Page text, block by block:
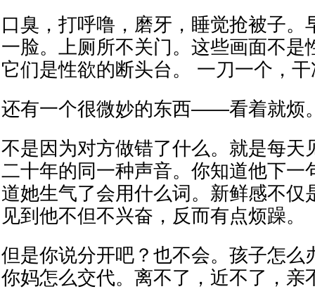
口臭，打呼噜，磨牙，睡觉抢被子。
一脸。上厕所不关门。这些画面不
它们是性欲的断头台。 一刀一个，
还有一个很微妙的东西——看着就烦
不是因为对方做错了什么。就是每天
二十年的同一种声音。你知道他下一
道她生气了会用什么词。新鲜感不仅
见到他不但不兴奋，反而有点烦躁。
但是你说分开吧？也不会。孩子怎么
你妈怎么交代。离不了，近不了，亲